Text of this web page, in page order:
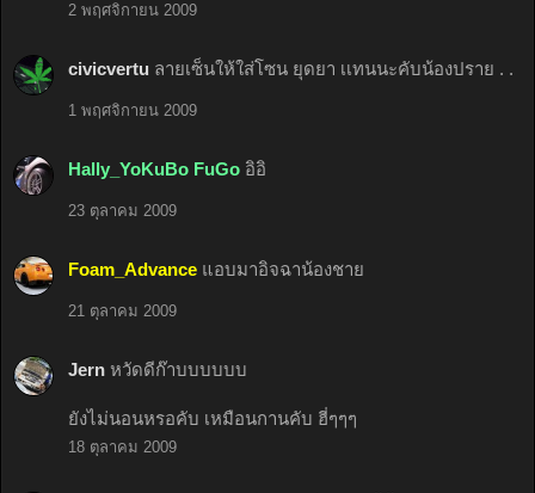
2 พฤศจิกายน 2009
civicvertu ลายเซ็นให้ใส่โซน ยุดยา เเทนนะคับน้องปราย . .
1 พฤศจิกายน 2009
Hally_YoKuBo FuGo อิอิ
23 ตุลาคม 2009
Foam_Advance แอบมาอิจฉาน้องชาย
21 ตุลาคม 2009
Jern หวัดดีก๊าบบบบบบ
ยังไม่นอนหรอคับ เหมือนกานคับ ฮี่ๆๆๆ
18 ตุลาคม 2009